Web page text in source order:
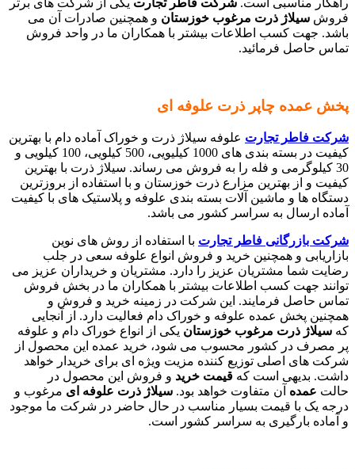
راهکار مناسبی است. شرکت فاطر تجارت یکی از شرکت های برتر
فروش سیلاژ ذرت مرغوب خوزستان و همچنین صادرات آن می
باشد. جهت کسب اطلاعات بیشتر با همکاران ما در واحد فروش
تماس حاصل فرمائید.
پخش عمده چاپر ذرت علوفه ای
شرکت فاطر تجارت علوفه سیلاژ ذرت و خوراک آماده دام با بهترین
کیفیت در بسته بندی های 1000 کیلیویی، 500 کیلویی، 100 کیلویی و
30 کیلوگرمی و فله را به فروش می رساند. سیلاژ ذرت با بهترین
کیفیت و از بهترین مزارع ذرت خوزستان و با استفاده از بروزترین
دستگاه ها و ماشین آلات بسته بندی علوفه و پلاستیک های با کیفیت
آماده ارسال به سراسر کشور می باشد.
شرکت بازرگانی فاطر تجارت با استفاده از روش های نوین
بازاریابی و همچنین خرید و فروش انواع علوفه سعی در جلب
رضایت شما مشتریان عزیز را دارد. مشتریان و خریداران عزیز می
توانند جهت کسب اطلاعات بیشتر با همکاران ما در بخش فروش
تماس حاصل فرمایند. این شرکت در زمینه خرید و فروش و
همچنین پخش عمده علوفه و خوراک دام فعالیت دارد. از آنجایی
که سیلاژ ذرت مرغوب خوزستان یکی از انواع خوراک دام و علوفه
پر مصرف در کشور محسوب می شود، خرید عمده این محصول از
شرکت های اصلی توزیع کننده مزیت ویژه ای برای خریدار خواهد
داشت. بدیهی است که قیمت خرید و فروش این محصول در
حالت عمده آن متفاوت خواهد بود. سیلاژ ذرت علوفه ای مرغوب و
درجه یک با قیمت بسیار مناسب در حال حاضر در شرکت ما موجود
و آماده بارگیری به سراسر کشور است.